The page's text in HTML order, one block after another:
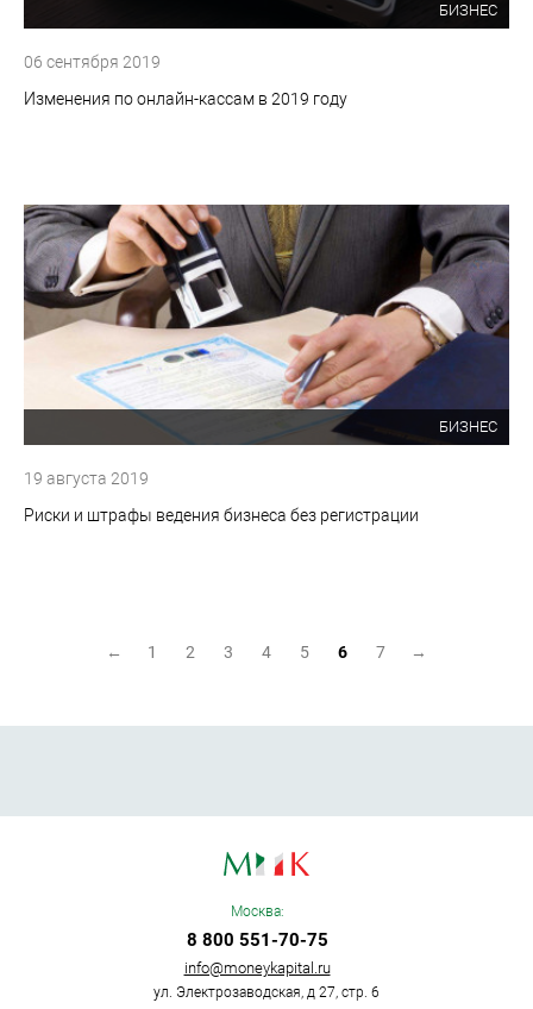
БИЗНЕС
06 сентября 2019
Изменения по онлайн-кассам в 2019 году
БИЗНЕС
19 августа 2019
Риски и штрафы ведения бизнеса без регистрации
← 1 2 3 4 5 6 7 →
Москва:
8 800 551-70-75
info@moneykapital.ru
ул. Электрозаводская, д 27, стр. 6